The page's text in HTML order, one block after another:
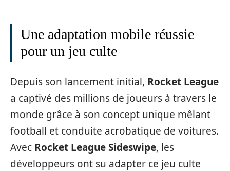
Une adaptation mobile réussie
pour un jeu culte
Depuis son lancement initial, Rocket League
a captivé des millions de joueurs à travers le
monde grâce à son concept unique mêlant
football et conduite acrobatique de voitures.
Avec Rocket League Sideswipe, les
développeurs ont su adapter ce jeu culte